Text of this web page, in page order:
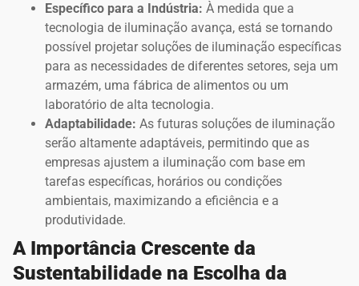
Específico para a Indústria: À medida que a
tecnologia de iluminação avança, está se tornando
possível projetar soluções de iluminação específicas
para as necessidades de diferentes setores, seja um
armazém, uma fábrica de alimentos ou um
laboratório de alta tecnologia.
Adaptabilidade: As futuras soluções de iluminação
serão altamente adaptáveis, permitindo que as
empresas ajustem a iluminação com base em
tarefas específicas, horários ou condições
ambientais, maximizando a eficiência e a
produtividade.
A Importância Crescente da
Sustentabilidade na Escolha da